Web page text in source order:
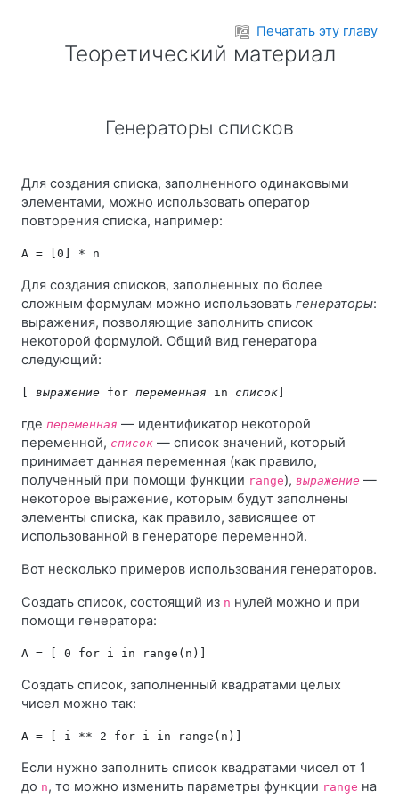
Печатать эту главу
Теоретический материал
Генераторы списков
Для создания списка, заполненного одинаковыми
элементами, можно использовать оператор
повторения списка, например:
Для создания списков, заполненных по более
сложным формулам можно использовать генераторы:
выражения, позволяющие заполнить список
некоторой формулой. Общий вид генератора
следующий:
выражение for переменная in список
где переменная — идентификатор некоторой
переменной, список — список значений, который
принимает данная переменная (как правило,
полученный при помощи функции range), выражение —
некоторое выражение, которым будут заполнены
элементы списка, как правило, зависящее от
использованной в генераторе переменной.
Вот несколько примеров использования генераторов.
Создать список, состоящий из n нулей можно и при
помощи генератора:
Создать список, заполненный квадратами целых
чисел можно так:
Если нужно заполнить список квадратами чисел от 1
до n, то можно изменить параметры функции range на